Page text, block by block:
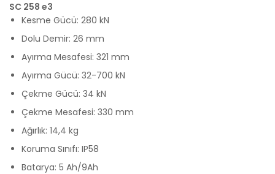
SC 258 e3
Kesme Gücü: 280 kN
Dolu Demir: 26 mm
Ayırma Mesafesi: 321 mm
Ayırma Gücü: 32-700 kN
Çekme Gücü: 34 kN
Çekme Mesafesi: 330 mm
Ağırlık: 14,4 kg
Koruma Sınıfı: IP58
Batarya: 5 Ah/9Ah